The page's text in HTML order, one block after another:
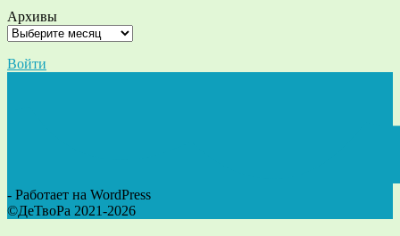
Архивы
Войти
- Работает на WordPress
©ДеТвоРа 2021-2026